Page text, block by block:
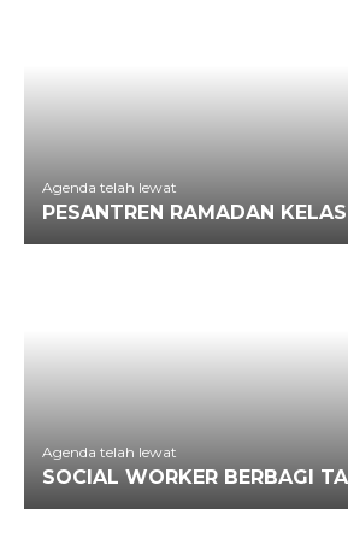
Agenda telah lewat
PESANTREN RAMADAN
Agenda telah lewat
SOCIAL WORKER BERBAGI